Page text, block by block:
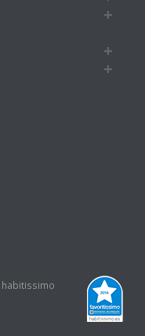
habitissimo